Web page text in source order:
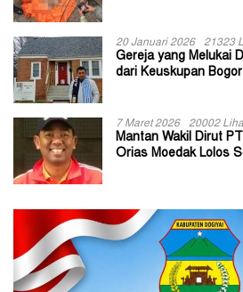
20 Januari 2026 21323
Gereja yang Melukai
dari Keuskupan Bogor
7 Maret 2026 20002
Mantan Wakil Dirut
Orias Moedak Lolos